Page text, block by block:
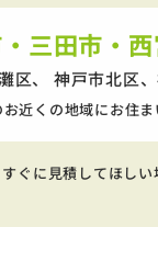
三田市・
区、 神戸市北区、
近くの地域にお住
ぐに見積してほし